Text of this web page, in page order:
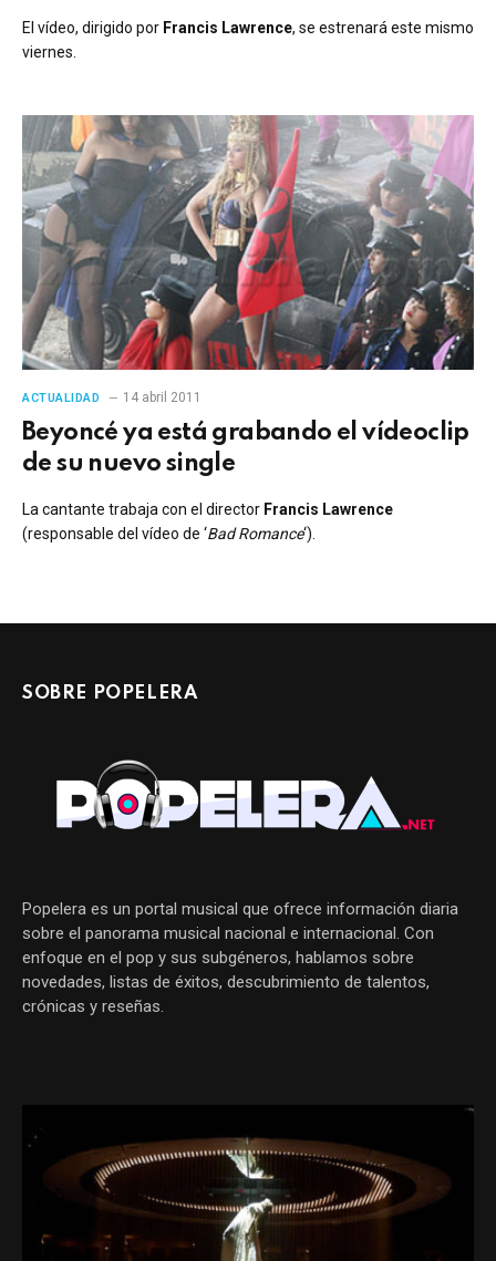
El vídeo, dirigido por Francis Lawrence, se estrenará este mismo
viernes.
ACTUALIDAD 14 abril 2011
Beyoncé ya está grabando el vídeoclip
de su nuevo single
La cantante trabaja con el director Francis Lawrence
(responsable del vídeo de ‘Bad Romance‘).
SOBRE POPELERA
Popelera es un portal musical que ofrece información diaria
sobre el panorama musical nacional e internacional. Con
enfoque en el pop y sus subgéneros, hablamos sobre
novedades, listas de éxitos, descubrimiento de talentos,
crónicas y reseñas.